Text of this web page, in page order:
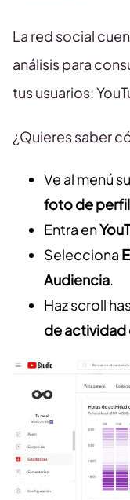
La red social
análisis para
tus usuarios:
¿Quieres saber
Ve al menú
foto de perfil
Entra en
Selecciona
Audiencia.
Haz scroll
de actividad